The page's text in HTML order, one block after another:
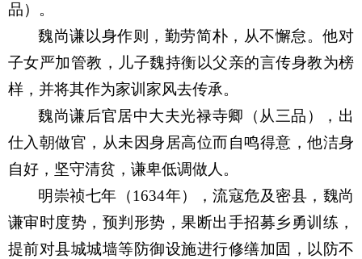
品）。
魏尚谦以身作则，勤劳简朴，从不懈怠。他对
子女严加管教，儿子魏持衡以父亲的言传身教为榜
样，并将其作为家训家风去传承。
魏尚谦后官居中大夫光禄寺卿（从三品），出
仕入朝做官，从未因身居高位而自鸣得意，他洁身
自好，坚守清贫，谦卑低调做 人。
明崇祯七年（1634年），流寇危及密县，魏尚
谦审时度势，预判形势，果断出手招募乡勇训练，
提前对县城城墙等防御设施进行修缮加固，以防不